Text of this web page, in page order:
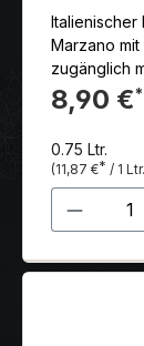
Italienischer
Marzano mit
zugänglich
8,90 €*
0.75 Ltr.
(11,87 €* / 1